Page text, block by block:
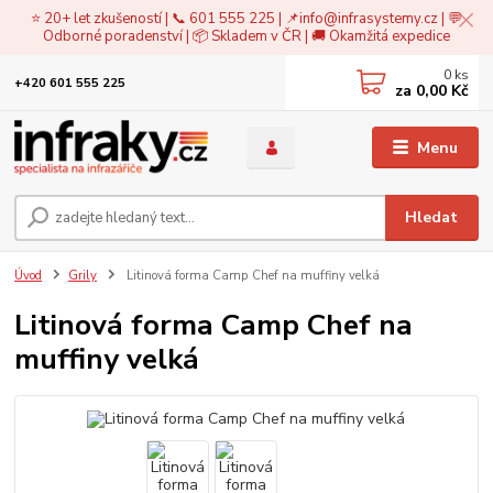
⭐ 20+ let zkušeností | 📞 601 555 225 | 📌info@infrasystemy.cz| 💬
Odborné poradenství | 📦 Skladem v ČR | 🚚 Okamžitá expedice
Menu
Hledat
+420 601 555 225 0 ks
za 0,00 Kč
Úvod Grily Litinová forma Camp Chef na muffiny velká
Litinová forma Camp Chef na
muffiny velká